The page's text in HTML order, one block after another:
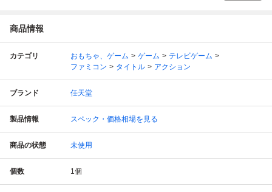
商品情報
カテゴリ おもちゃ、ゲーム ゲーム
テレビゲーム
ファミコン
タイトル アクション
ブランド 任天堂
製品情報 スペック・価格相場を見る
商品の状態 未使用
個数 1個